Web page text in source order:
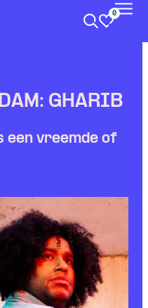
0
GHARIB
een vreemde of